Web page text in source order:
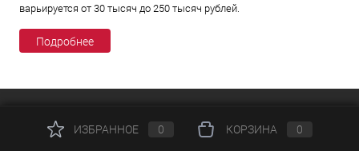
варьируется от 30 тысяч до 250 тысяч рублей.
Подробнее
КАТАЛОГИЗБРАННОЕ 0 КОРЗИНА 0